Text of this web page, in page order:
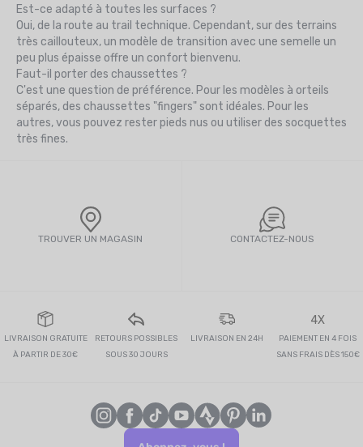
Est-ce adapté à toutes les surfaces ?
Oui, de la route au trail technique. Cependant, sur des terrains
très caillouteux, un modèle de transition avec une semelle un
peu plus épaisse offre un confort bienvenu.
Faut-il porter des chaussettes ?
C'est une question de préférence. Pour les modèles à orteils
séparés, des chaussettes "fingers" sont idéales. Pour les
autres, vous pouvez rester pieds nus ou utiliser des socquettes
très fines.
TROUVER UN MAGASIN CONTACTEZ-NOUS
LIVRAISON GRATUITE
À PARTIR DE 30€
RETOURS POSSIBLES
SOUS 30 JOURS
LIVRAISON EN 24H
4X
PAIEMENT EN 4 FOIS
SANS FRAIS DÈS 150€